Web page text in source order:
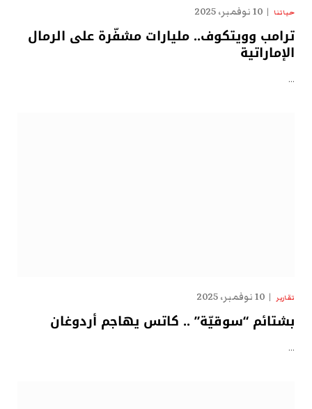
حياتنا 10 نوفمبر، 2025
ترامب وويتكوف.. مليارات مشفّرة على الرمال
الإماراتية
…
تقارير 10 نوفمبر، 2025
بشتائم “سوقيّة” .. كاتس يهاجم أردوغان
…